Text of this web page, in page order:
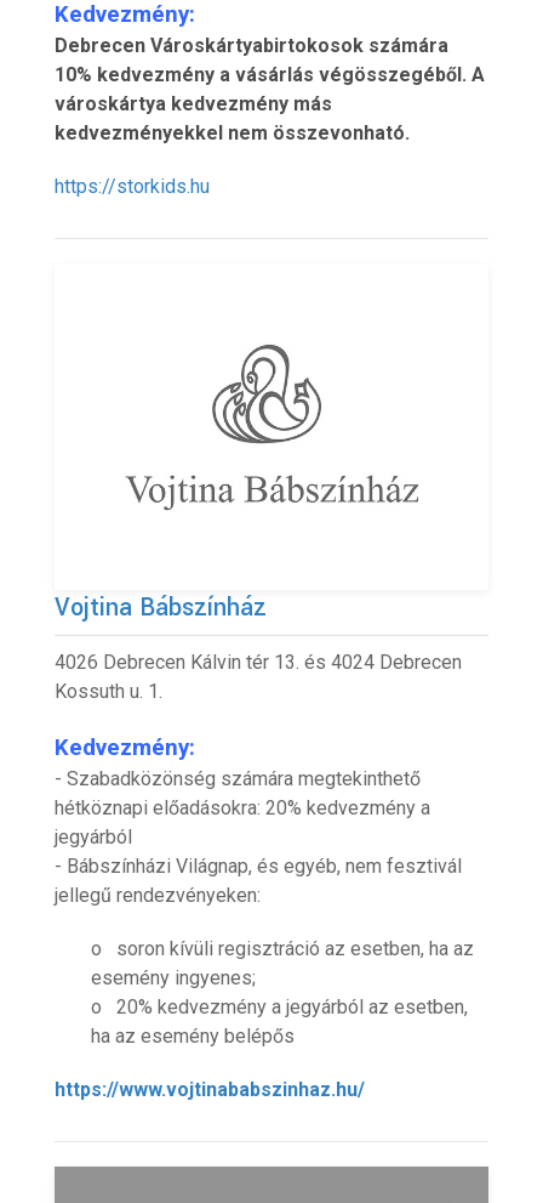
Kedvezmény:
Debrecen Városkártyabirtokosok számára
10% kedvezmény a vásárlás végösszegéből. A
városkártya kedvezmény más
kedvezményekkel nem összevonható.
https://storkids.hu
Vojtina Bábszínház
4026 Debrecen Kálvin tér 13. és 4024 Debrecen
Kossuth u. 1.
Kedvezmény:
- Szabadközönség számára megtekinthető
hétköznapi előadásokra: 20% kedvezmény a
jegyárból
- Bábszínházi Világnap, és egyéb, nem fesztivál
jellegű rendezvényeken:
o soron kívüli regisztráció az esetben, ha az
esemény ingyenes;
o 20% kedvezmény a jegyárból az esetben,
ha az esemény belépős
https://www.vojtinababszinhaz.hu/